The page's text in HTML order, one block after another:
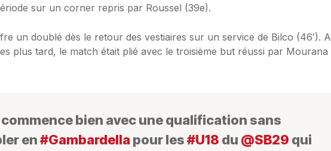
sur un corner repris par Roussel (39e).
un doublé dès le retour des vestiaires sur un service de Bilco (46′). A
plus tard, le match était plié avec le troisième but réussi par Mourana
bien avec une qualification sans
en#Gambardella pour les#U18 du @SB29 qui